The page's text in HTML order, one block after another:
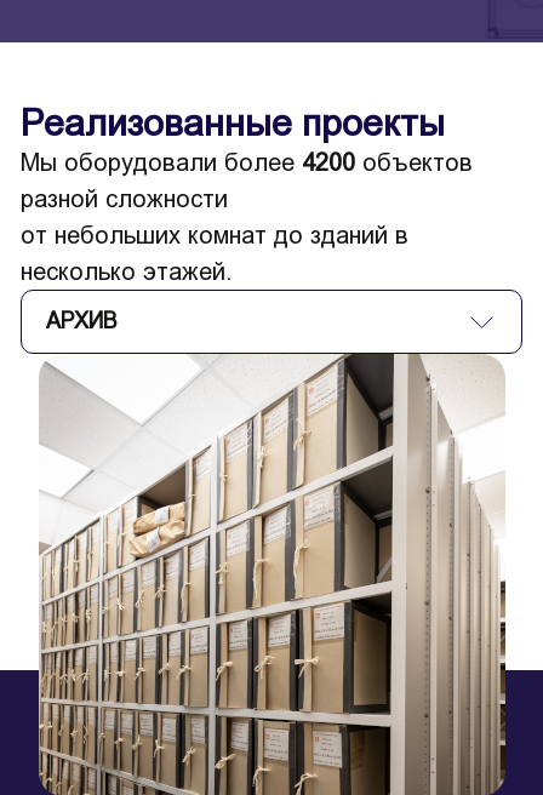
Реализованные проекты
Мы оборудовали более 4200 объектов
разной сложности
от небольших комнат до зданий в
несколько этажей.
АРХИВ